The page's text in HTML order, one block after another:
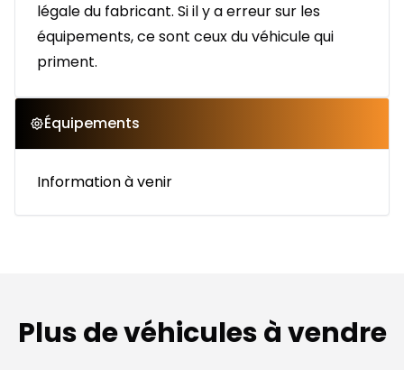
légale du fabricant. Si il y a erreur sur les
équipements, ce sont ceux du véhicule qui
priment.
Équipements
Information à venir
Plus de véhicules à vendre